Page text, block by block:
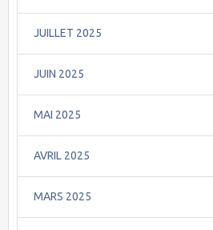
JUILLET 2025
JUIN 2025
MAI 2025
AVRIL 2025
MARS 2025